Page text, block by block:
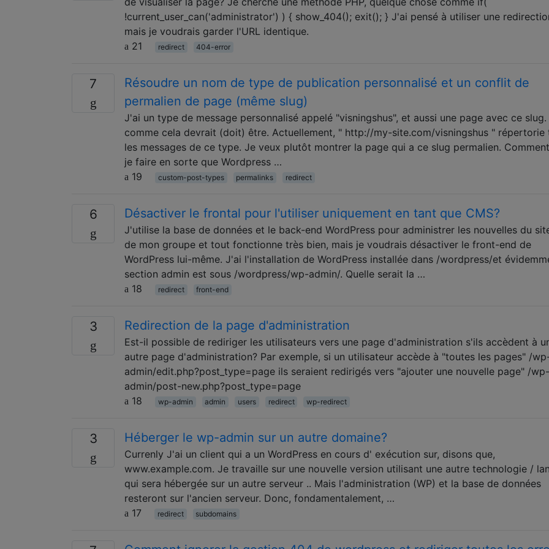
!current_user_can('administrator') ) { show_404(); exit(); } J'ai pensé à utiliser une
mais je voudrais garder l'URL identique.
21
redirect 404-error
7
Résoudre un nom de type de publication personnalisé et un conflit de
permalien de page (même slug)
J'ai un type de message personnalisé appelé "visningshus", et aussi une page avec ce
comme cela devrait (doit) être. Actuellement, " http://my-site.com/visningshus " répertorie
les messages de ce type. Je veux plutôt montrer la page qui a ce slug permalien.
je faire en sorte que Wordpress …
19
custom-post-types permalinks redirect
6 Désactiver le frontal pour l'utiliser uniquement en tant que CMS?
J'utilise la base de données et le back-end WordPress pour administrer les nouvelles du
de mon groupe et tout fonctionne très bien, mais je voudrais désactiver le front-end de
WordPress lui-même. J'ai l'installation de WordPress installée dans /wordpress/et
section admin est sous /wordpress/wp-admin/. Quelle serait la …
18
redirect front-end
3 Redirection de la page d'administration
Est-il possible de rediriger les utilisateurs vers une page d'administration s'ils accèdent à
autre page d'administration? Par exemple, si un utilisateur accède à "toutes les pages" /
admin/edit.php?post_type=page ils seraient redirigés vers "ajouter une nouvelle page" /wp-
admin/post-new.php?post_type=page
18
wp-admin admin users redirect wp-redirect
3 Héberger le wp-admin sur un autre domaine?
Currenly J'ai un client qui a un WordPress en cours d' exécution sur, disons que,
www.example.com. Je travaille sur une nouvelle version utilisant une autre technologie /
qui sera hébergée sur un autre serveur .. Mais l'administration (WP) et la base de données
resteront sur l'ancien serveur. Donc, fondamentalement, …
17
redirect subdomains